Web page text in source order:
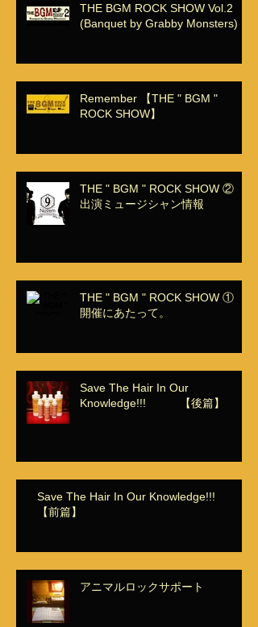
THE BGM ROCK SHOW Vol.2
(Banquet by Grabby Monsters)
Remember 【THE " BGM "
ROCK SHOW】
THE " BGM " ROCK SHOW ②
出演ミュージシャン情報
THE " BGM " ROCK SHOW ①
開催にあたって。
Save The Hair In Our
Knowledge!!! 【後篇】
Save The Hair In Our Knowledge!!!
【前篇】
アニマルロックサポート